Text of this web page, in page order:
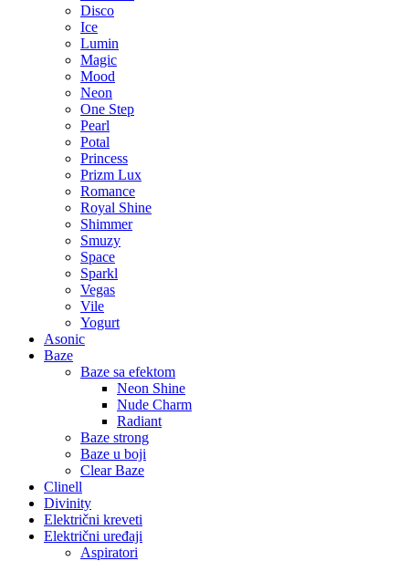
Disco
Ice
Lumin
Magic
Mood
Neon
One Step
Pearl
Potal
Princess
Prizm Lux
Romance
Royal Shine
Shimmer
Smuzy
Space
Sparkl
Vegas
Vile
Yogurt
Asonic
Baze
Baze sa efektom
Neon Shine
Nude Charm
Radiant
Baze strong
Baze u boji
Clear Baze
Clinell
Divinity
Električni kreveti
Električni uređaji
Aspiratori